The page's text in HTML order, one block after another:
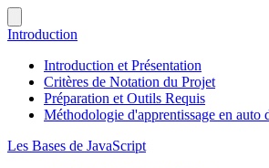
Introduction
Introduction et Présentation
Critères de Notation du Projet
Préparation et Outils Requis
Méthodologie d'apprentissage en auto
Les Bases de JavaScript